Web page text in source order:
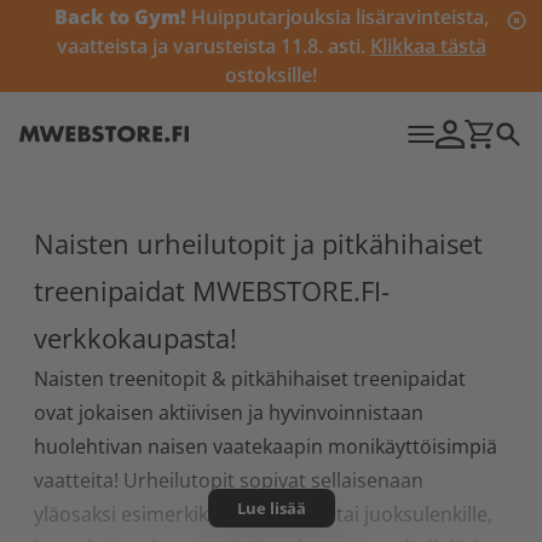
Back to Gym! Huipputarjouksia lisäravinteista,
vaatteista ja varusteista 11.8. asti. Klikkaa tästä
ostoksille!
Naisten urheilutopit ja pitkähihaiset
treenipaidat MWEBSTORE.FI-
verkkokaupasta!
Naisten treenitopit & pitkähihaiset treenipaidat
ovat jokaisen aktiivisen ja hyvinvoinnistaan
huolehtivan naisen vaatekaapin monikäyttöisimpiä
vaatteita! Urheilutopit sopivat sellaisenaan
yläosaksi esimerkiksi kuntosalille tai juoksulenkille,
Lue lisää